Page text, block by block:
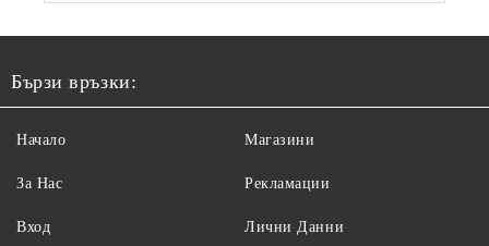
Бързи връзки:
Начало
За Нас
Вход
Магазини
Рекламации
Лични Данни